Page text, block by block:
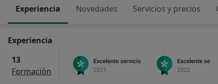
Experiencia Novedades Servicios y precios
Experiencia
13
Formación